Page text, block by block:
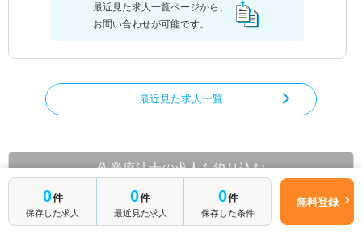
最近見た求人一覧ページから、
お問い合わせが可能です。
最近見た求人一覧
0件
保存した求人
0件
最近見た求人
0件
保存した条件
無料登録
作業療法士の求人を絞り込む
都道府県から作業療法士の求人を探す
北海道 青森県 岩手県